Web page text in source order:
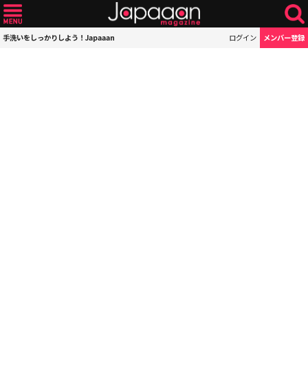
手洗いをしっかりしよう！Japaaan ログイン メンバー登録